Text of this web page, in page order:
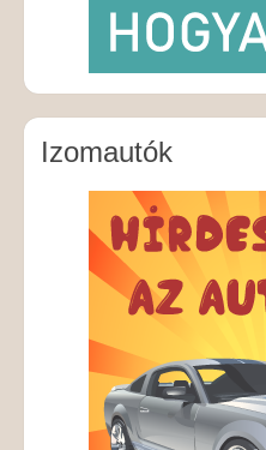
Izomautók